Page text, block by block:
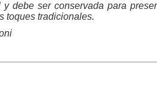
debe ser conservada para
toques tradicionales.